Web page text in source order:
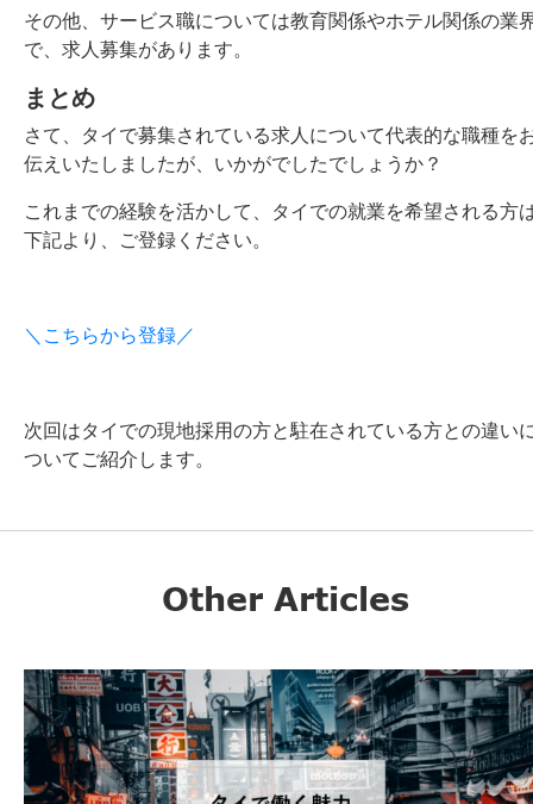
その他、サービス職については教育関係やホテル関係の業
で、求人募集があります。
まとめ
さて、タイで募集されている求人について代表的な職種を
伝えいたしましたが、いかがでしたでしょうか？
これまでの経験を活かして、タイでの就業を希望される方
下記より、ご登録ください。
＼こちらから登録／
次回はタイでの現地採用の方と駐在されている方との違い
ついてご紹介します。
Other Articles